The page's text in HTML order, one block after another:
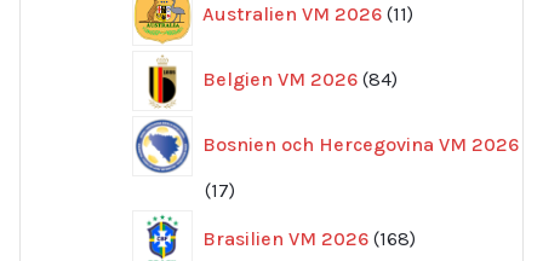
Australien VM 2026 11
produkter
Belgien VM 2026 84
produkter
Bosnien och Hercegovina VM 2026
1717
Brasilien VM 2026 168
produkter